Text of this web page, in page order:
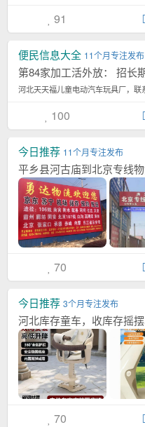
91
便民信息大全 11个月专注发布
100
今日推荐 11个月专注发布
70
今日推荐 3个月专注发布
70